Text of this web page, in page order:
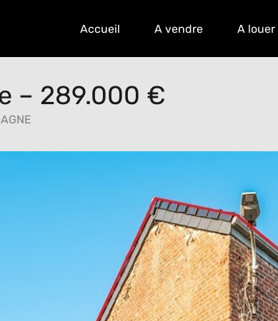
Accueil A vendre A louer
– 289.000 €